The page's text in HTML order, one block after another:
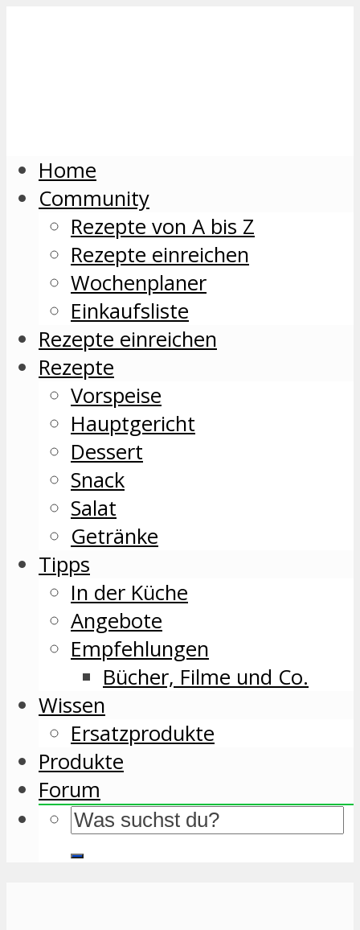
Home
Community
Rezepte von A bis Z
Rezepte einreichen
Wochenplaner
Einkaufsliste
Rezepte einreichen
Rezepte
Vorspeise
Hauptgericht
Dessert
Snack
Salat
Getränke
Tipps
In der Küche
Angebote
Empfehlungen
Bücher, Filme und Co.
Wissen
Ersatzprodukte
Produkte
Forum